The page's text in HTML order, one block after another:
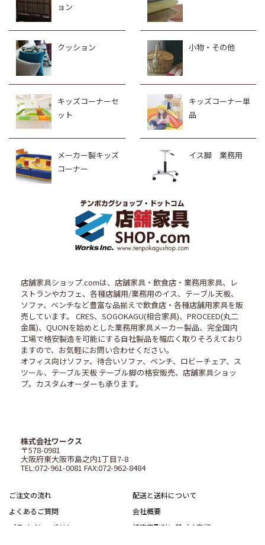
ョン
クッション 小物・その他
キッズコーナーセ
ット
キッズコーナー単
品
メーカー製キッズ
コーナー
イス脚 業務用
店舗家具ショップ.comは、店舗家具・飲食店・業務用家具、レ
ストランやカフェ、各種店舗用/業務用のイス、テーブル天板、
ソファ、ベンチなど豊富な品揃えで飲食店・各種店舗用家具を販
売しています。 CRES、SOGOKAGU(相合家具)、PROCEED(丸二
金属)、QUONを始めとした業務用家具メーカー製品、完全国内
工場で格安製造を可能にする自社製品を幅広く取りそろえており
ますので、お気軽にお問い合わせください。
オフィス向けソファ、待合いソファ、ベンチ、ロビーチェア、ス
ツール、テーブル天板 テーブル脚の格安販売、店舗家具ショッ
プ。カスタムオーダーも承ります。
株式会社ワークス
〒578-0981
大阪府東大阪市島之内1丁目7-8
TEL:072-961-0081 FAX:072-962-8484
ご注文の流れ
配送と送料について
よくあるご質問
会社概要
プライバシーポリシー
特定商取引に基づく表記